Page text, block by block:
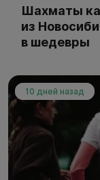
Шахматы
из
в шедевры
10 дней назад